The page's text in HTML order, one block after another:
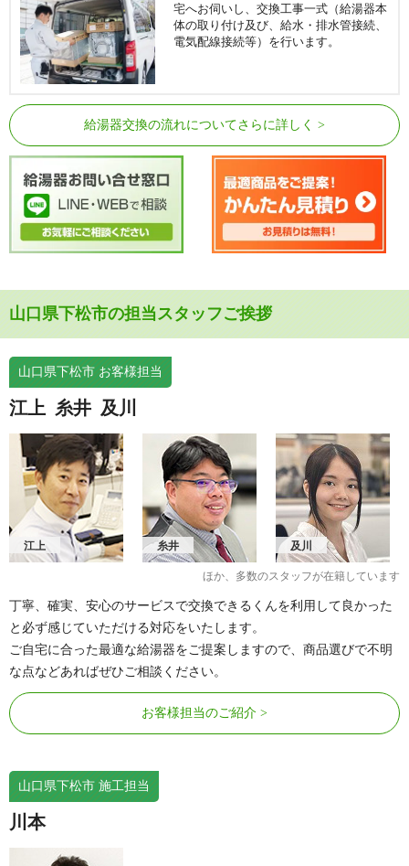
宅へお伺いし、交換工事一式（給湯器本
体の取り付け及び、給水・排水管接続、
電気配線接続等）を行います。
給湯器交換の流れについてさらに詳しく
山口県下松市の担当スタッフご挨拶
山口県下松市 お客様担当
江上 糸井 及川
江上 糸井 及川
ほか、多数のスタッフが在籍しています
丁寧、確実、安心のサービスで交換できるくんを利用して良かった
と必ず感じていただける対応をいたします。
ご自宅に合った最適な給湯器をご提案しますので、商品選びで不明
な点などあればぜひご相談ください。
お客様担当のご紹介
山口県下松市 施工担当
川本